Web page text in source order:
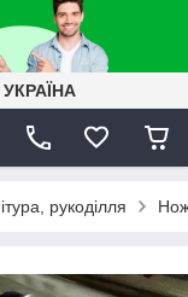
рукоділля